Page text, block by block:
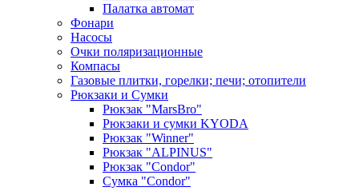
Палатка автомат
Фонари
Насосы
Очки поляризационные
Компасы
Газовые плитки, горелки; печи; отопители
Рюкзаки и Сумки
Рюкзак "MarsBro"
Рюкзаки и сумки KYODA
Рюкзак "Winner"
Рюкзак "ALPINUS"
Рюкзак "Condor"
Сумка "Condor"